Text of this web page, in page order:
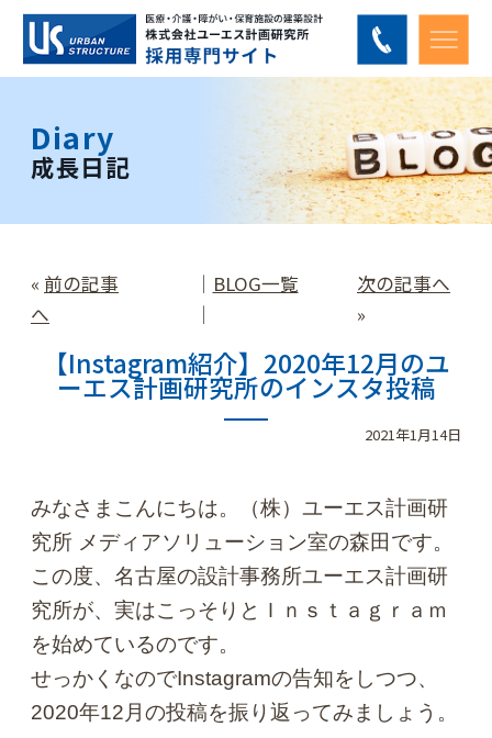
Diary
成長日記
« 前の記事
へ
│ BLOG一覧
│
次の記事へ
»
【Instagram紹介】2020年12月のユ
ーエス計画研究所のインスタ投稿
2021年1月14日
みなさまこんにちは。（株）ユーエス計画研
究所 メディアソリューション室の森田です。
この度、名古屋の設計事務所ユーエス計画研
究所が、実はこっそりとＩｎｓｔａｇｒａｍ
を始めているのです。
せっかくなのでInstagramの告知をしつつ、
2020年12月の投稿を振り返ってみましょう。